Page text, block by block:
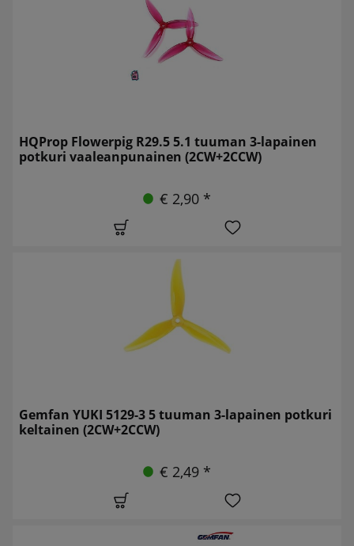
HQProp Flowerpig R29.5 5.1 tuuman 3-lapainen
potkuri vaaleanpunainen (2CW+2CCW)
€ 2,90 *
Gemfan YUKI 5129-3 5 tuuman 3-lapainen potkuri
keltainen (2CW+2CCW)
€ 2,49 *